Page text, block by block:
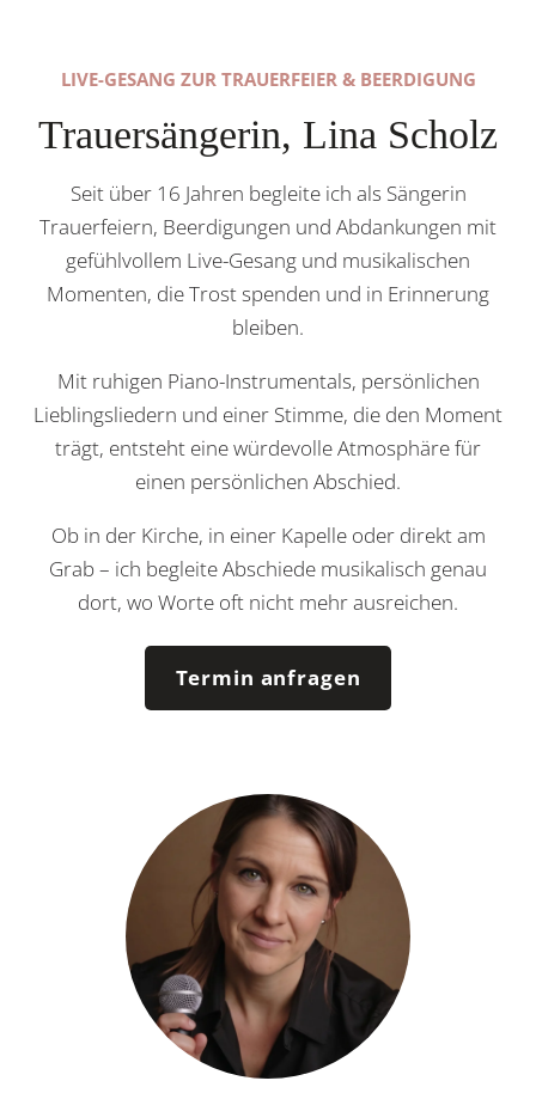
LIVE-GESANG ZUR TRAUERFEIER & BEERDIGUNG
Trauersängerin, Lina Scholz
Seit über 16 Jahren begleite ich als Sängerin
Trauerfeiern, Beerdigungen und Abdankungen mit
gefühlvollem Live-Gesang und musikalischen
Momenten, die Trost spenden und in Erinnerung
bleiben.
Mit ruhigen Piano-Instrumentals, persönlichen
Lieblingsliedern und einer Stimme, die den Moment
trägt, entsteht eine würdevolle Atmosphäre für
einen persönlichen Abschied.
Ob in der Kirche, in einer Kapelle oder direkt am
Grab – ich begleite Abschiede musikalisch genau
dort, wo Worte oft nicht mehr ausreichen.
Termin anfragen